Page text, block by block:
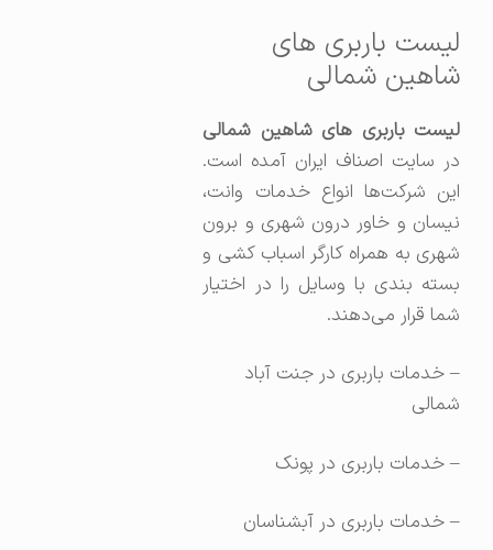
لیست باربری های
شاهین شمالی
لیست باربری های شاهین شمالی
در سایت اصناف ایران آمده است.
این شرکت‌ها انواع خدمات وانت،
نیسان و خاور درون شهری و برون
شهری به همراه کارگر اسباب کشی و
بسته بندی با وسایل را در اختیار
شما قرار می‌دهند.
– خدمات باربری در جنت آباد
شمالی
– خدمات باربری در پونک
– خدمات باربری در آبشناسان